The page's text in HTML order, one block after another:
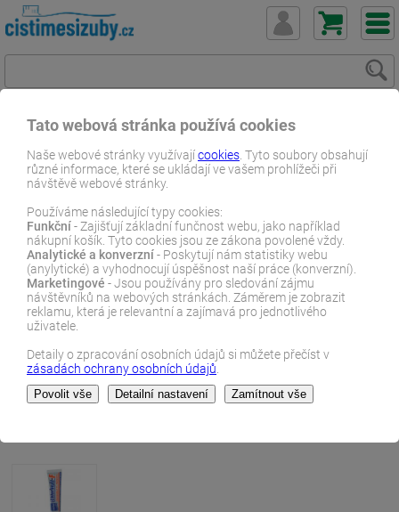
Tato webová stránka používá cookies
Naše webové stránky využívajícookies . Tyto soubory obsahují
různé informace, které se ukládají ve vašem prohlížeči při
návštěvě webové stránky.
Používáme následující typy cookies:
Funkční- Zajišťují základní funčnost webu, jako například
nákupní košík. Tyto cookies jsou ze zákona povolené vždy.
Analytické a konverzní- Poskytují nám statistiky webu
(anylytické) a vyhodnocují úspěšnost naší práce (konverzní).
Marketingové - Jsou používány pro sledování zájmu
návštěvníků na webových stránkách. Záměrem je zobrazit
reklamu, která je relevantní a zajímavá pro jednotlivého
uživatele.
Detaily o zpracování osobních údajů si můžete přečíst v
zásadách ochrany osobních údajů
ČistímeSiZuby.cz E-shop Dentální zboží
Parodontóza
Zubní pasty
Chlorhexil F zubní pasta 100 ml
E-SHOP